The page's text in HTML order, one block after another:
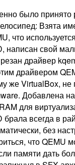
было
Взята
что
написан свой
драйвер
драйвером
же VirtualBox, не
Добавлена
для
брала всегда в
без
что QEMU
памяти дать